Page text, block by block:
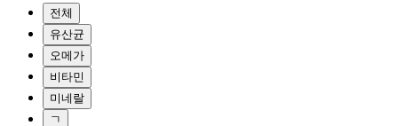
전체
유산균
오메가
비타민
미네랄
ㄱ